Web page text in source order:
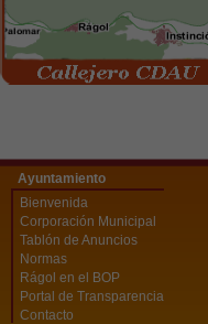
Ayuntamiento
Bienvenida
Corporación Municipal
Tablón de Anuncios
Normas
Rágol en el BOP
Portal de Transparencia
Contacto